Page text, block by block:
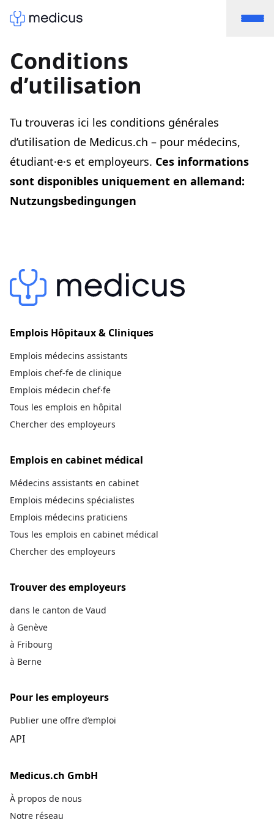
Conditions
d’utilisation
Tu trouveras ici les conditions générales
d’utilisation de Medicus.ch – pour médecins,
étudiant·e·s et employeurs. Ces informations
sont disponibles uniquement en allemand:
Nutzungsbedingungen
Emplois Hôpitaux & Cliniques
Emplois médecins assistants
Emplois chef-fe de clinique
Emplois médecin chef·fe
Tous les emplois en hôpital
Chercher des employeurs
Emplois en cabinet médical
Médecins assistants en cabinet
Emplois médecins spécialistes
Emplois médecins praticiens
Tous les emplois en cabinet médical
Chercher des employeurs
Trouver des employeurs
dans le canton de Vaud
à Genève
à Fribourg
à Berne
Pour les employeurs
Publier une offre d’emploi
API
Medicus.ch GmbH
À propos de nous
Notre réseau